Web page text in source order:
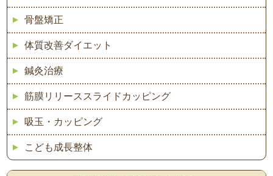
骨盤矯正
体質改善ダイエット
鍼灸治療
筋膜リリーススライドカッピング
吸玉・カッピング
こども成長整体